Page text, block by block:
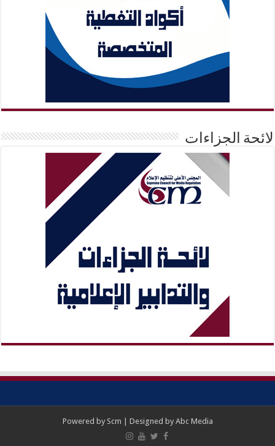
لائحة الجزاءات
Powered by Scm | Designed by Abc Media